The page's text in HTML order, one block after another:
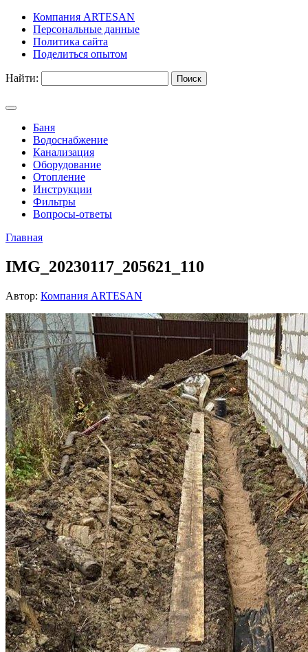
Компания ARTESAN
Персональные данные
Политика сайта
Поделиться опытом
Найти:
Баня
Водоснабжение
Канализация
Оборудование
Отопление
Инструкции
Фильтры
Вопросы-ответы
Главная
IMG_20230117_205621_110
Автор: Компания ARTESAN